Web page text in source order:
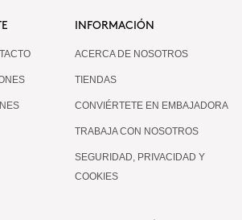
INFORMACIÓN
ACERCA DE NOSOTROS
TIENDAS
CONVIÉRTETE EN EMBAJADORA
TRABAJA CON NOSOTROS
SEGURIDAD, PRIVACIDAD Y
COOKIES